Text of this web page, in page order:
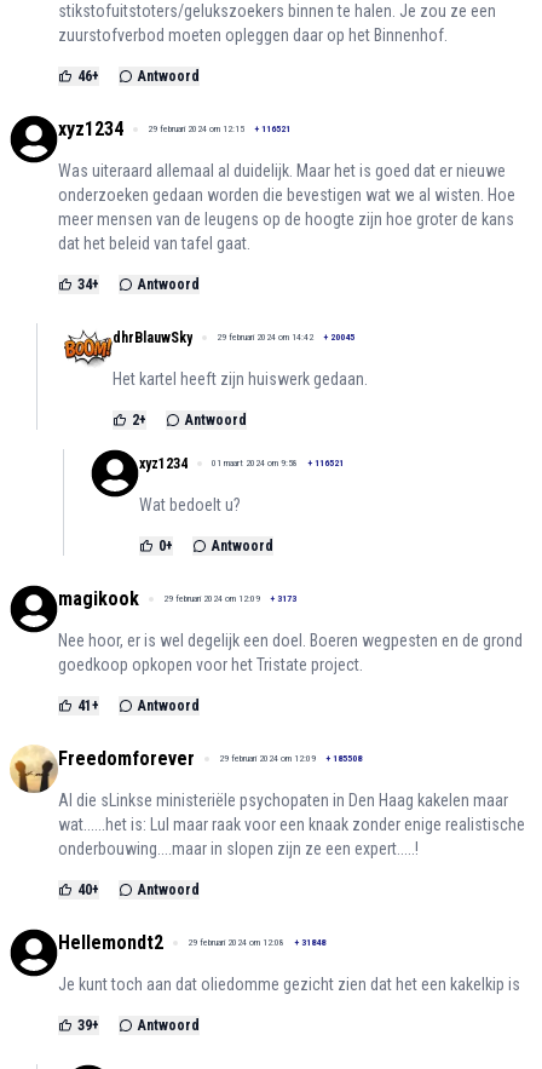
stikstofuitstoters/gelukszoekers binnen te halen. Je zou ze een
zuurstofverbod moeten opleggen daar op het Binnenhof.
46+ Antwoord
xyz1234 29 februari 2024 om 12:15 + 116521
Was uiteraard allemaal al duidelijk. Maar het is goed dat er nieuwe
onderzoeken gedaan worden die bevestigen wat we al wisten. Hoe
meer mensen van de leugens op de hoogte zijn hoe groter de kans
dat het beleid van tafel gaat.
34+ Antwoord
dhrBlauwSky 29 februari 2024 om 14:42 + 20045
Het kartel heeft zijn huiswerk gedaan.
2+ Antwoord
xyz1234 01 maart 2024 om 9:58 + 116521
Wat bedoelt u?
0+ Antwoord
magikook 29 februari 2024 om 12:09 + 3173
Nee hoor, er is wel degelijk een doel. Boeren wegpesten en de grond
goedkoop opkopen voor het Tristate project.
41 + Antwoord
Freedomforever 29 februari 2024 om 12:09 + 185508
Al die sLinkse ministeriële psychopaten in Den Haag kakelen maar
wat......het is: Lul maar raak voor een knaak zonder enige realistische
onderbouwing....maar in slopen zijn ze een expert.....!
40+ Antwoord
Hellemondt2 29 februari 2024 om 12:08 + 31848
Je kunt toch aan dat oliedomme gezicht zien dat het een kakelkip is
39+ Antwoord